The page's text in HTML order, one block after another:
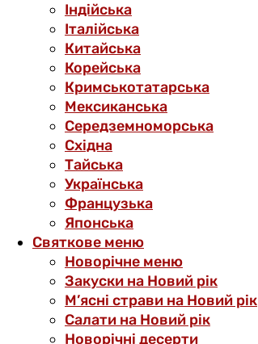
Індійська
Італійська
Китайська
Корейська
Кримськотатарська
Мексиканська
Середземноморська
Східна
Тайська
Українська
Французька
Японська
Святкове меню
Новорічне меню
Закуски на Новий рік
М’ясні страви на Новий рік
Салати на Новий рік
Новорічні десерти